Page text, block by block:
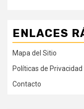
ENLACES
Mapa del Sitio
Políticas de Privacidad
Contacto